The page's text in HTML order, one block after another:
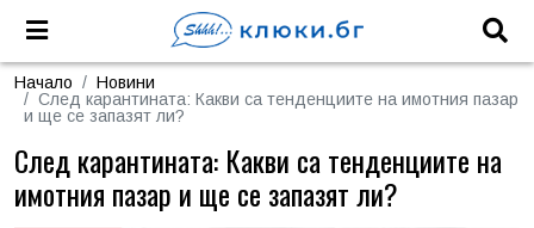
Начало
Новини
След карантината: Какви са тенденциите на имотния пазар
и ще се запазят ли?
След карантината: Какви са тенденциите на
имотния пазар и ще се запазят ли?